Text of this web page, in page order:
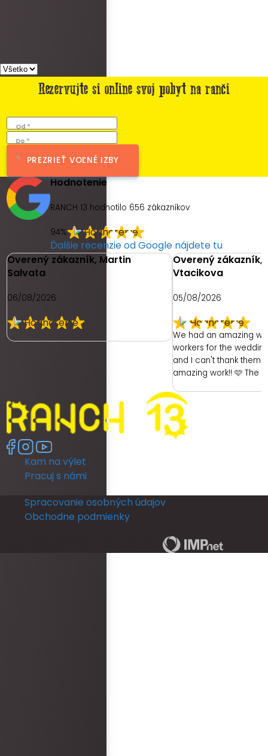
Rezervujte si online svoj pobyt na ranči
Od *
Do *
PREZRIEŤ VOĽNÉ IZBY
Hodnotenie
RANCH 13 hodnotilo 656 zákazníkov
94%
Ďalšie recenzie od Google nájdete tu
Overený zákazník, Martin
Salvata
06/08/2026
Overený zákazník,
Vtacikova
05/08/2026
We had an amazing
workers for the
and I can't thank them
amazing work!! 🩷 The
had was with the
ready as a bride was
had no dedicated
room was
no full length mirror.
ready and I returned
ceremony. This really
The rooms run out of
Kam na výlet
Pracuj s námi
Spracovanie osobných údajov
Obchodne podmienky
Copyright © 2026 | RANCH 13 | by